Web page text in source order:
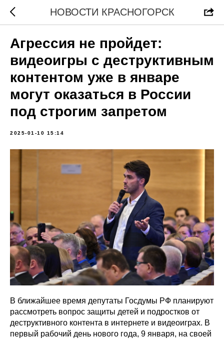
НОВОСТИ КРАСНОГОРСК
Агрессия не пройдет:
видеоигры с деструктивным
контентом уже в январе
могут оказаться в России
под строгим запретом
2025-01-10 15:14
В ближайшее время депутаты Госдумы РФ планируют
рассмотреть вопрос защиты детей и подростков от
деструктивного контента в интернете и видеоиграх. В
первый рабочий день нового года, 9 января, на своей